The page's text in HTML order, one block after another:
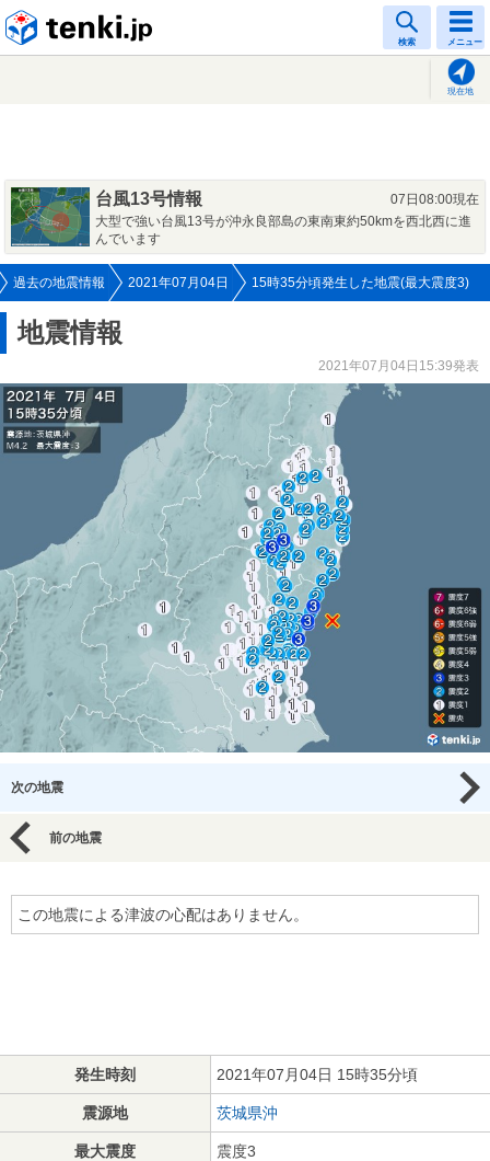
検索 メニュー
現在地
台風13号情報
07日08:00現在
大型で強い台風13号が沖永良部島の東南東約50kmを西北西に進
んでいます
過去の地震情報 2021年07月04日 15時35分頃発生した地震(最大震度3)
地震情報
2021年07月04日15:39発表
次の地震
前の地震
この地震による津波の心配はありません。
発生時刻 2021年07月04日 15時35分頃
震源地 茨城県沖
最大震度 震度3